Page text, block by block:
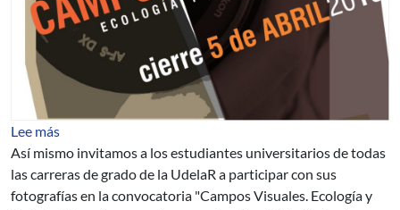
Lee mássobre "Campos Visuales. Ecología y Sociedad"
Así mismo invitamos a los estudiantes universitarios de todas
las carreras de grado de la UdelaR a participar con sus
fotografías en la convocatoria "Campos Visuales. Ecología y